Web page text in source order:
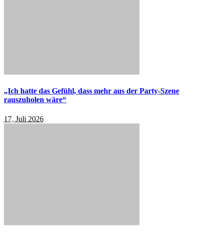
„Ich hatte das Gefühl, dass mehr aus der Party-Szene
rauszuholen wäre“
17. Juli 2026